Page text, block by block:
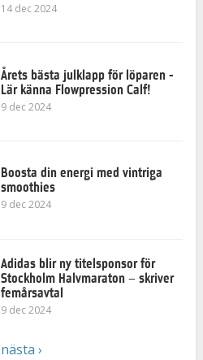
14 dec 2024
Årets bästa julklapp för löparen -
Lär känna Flowpression Calf!
9 dec 2024
Boosta din energi med vintriga
smoothies
9 dec 2024
Adidas blir ny titelsponsor för
Stockholm Halvmaraton – skriver
femårsavtal
9 dec 2024
nästa ›